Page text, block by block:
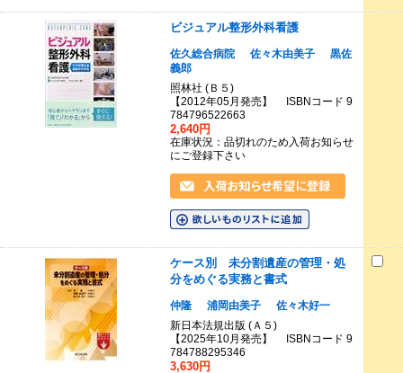
ビジュアル整形外科看護
佐久総合病院 佐々木由美子
黒佐
義郎
照林社 (Ｂ５)
【2012年05月発売】 ISBNコード 9
784796522663
2,640円
在庫状況：品切れのため入荷お知らせ
にご登録下さい
ケース別 未分割遺産の管理・処
分をめぐる実務と書式
仲隆 浦岡由美子
佐々木好一
新日本法規出版 (Ａ５)
【2025年10月発売】 ISBNコード 9
784788295346
3,630円